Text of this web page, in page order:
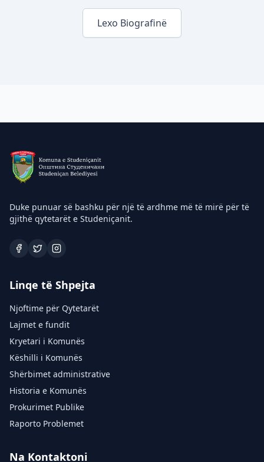
Lexo Biografinë
Duke punuar së bashku për një të ardhme më të mirë për të
gjithë qytetarët e Studeniçanit.
Linqe të Shpejta
Njoftime për Qytetarët
Lajmet e fundit
Kryetari i Komunës
Këshilli i Komunës
Shërbimet administrative
Historia e Komunës
Prokurimet Publike
Raporto Problemet
Na Kontaktoni